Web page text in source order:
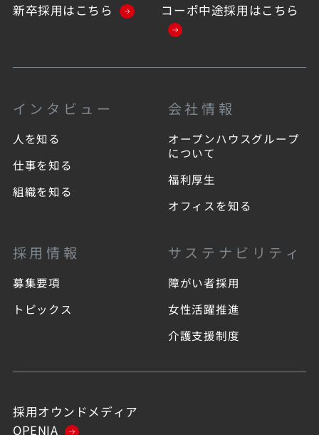
新卒採用はこちら
コーポ中途採用はこちら
インタビュー
人を知る
仕事を知る
組織を知る
会社情報
オープンハウスグループ
について
福利厚生
オフィスを知る
採用情報
募集要項
トピックス
サステナビリティ
障がい者採用
女性活躍推進
介護支援制度
採用オウンドメディア
OPENIA